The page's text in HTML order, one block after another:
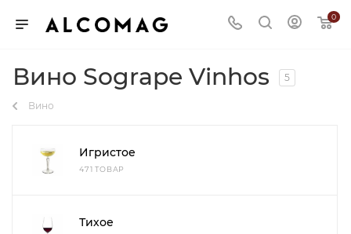
0
Вино Sogrape Vinhos 5
Вино
Игристое
471 ТОВАР
Тихое